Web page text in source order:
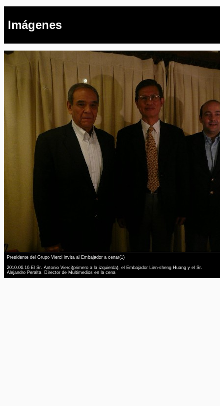
Imágenes
Presidente del Grupo Vierci invita al Embajador a cenar(1)
2010.06.16 El Sr. Antonio Vierci(primero a la izquierda), el Embajador Lien-sheng Huang y el Sr.
Alejandro Peralta, Director de Multimedios en la cena